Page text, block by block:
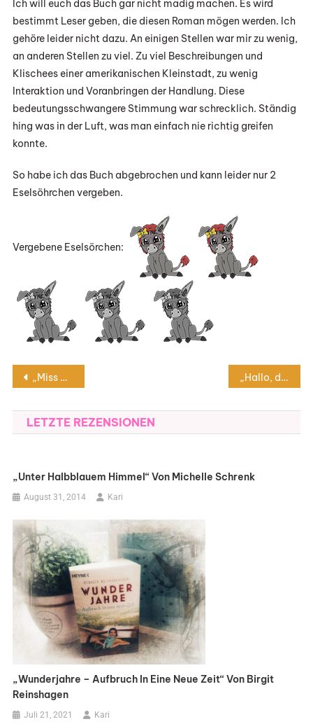
Ich will euch das Buch gar nicht madig machen. Es wird
bestimmt Leser geben, die diesen Roman mögen werden. Ich
gehöre leider nicht dazu. An einigen Stellen war mir zu wenig,
an anderen Stellen zu viel. Zu viel Beschreibungen und
Klischees einer amerikanischen Kleinstadt, zu wenig
Interaktion und Voranbringen der Handlung. Diese
bedeutungsschwangere Stimmung war schrecklich. Ständig
hing was in der Luft, was man einfach nie richtig greifen
konnte.
So habe ich das Buch abgebrochen und kann leider nur 2
Eselsöhrchen vergeben.
Vergebene Eselsörchen:
Beitragsnavigation
„Miss Moons höchst geheimer Club für ungewöhnliche Hexen“ von Sangu Mandanna „Hallo, du Schöne“ von Ann Napolitano
LETZTE REZENSIONEN
„Unter Halbblauem Himmel“ Von Michelle Schrenk
August 31, 2014 Kari
„Wunderjahre – Aufbruch In Eine Neue Zeit“ Von Birgit
Reinshagen
Juli 21, 2021 Kari